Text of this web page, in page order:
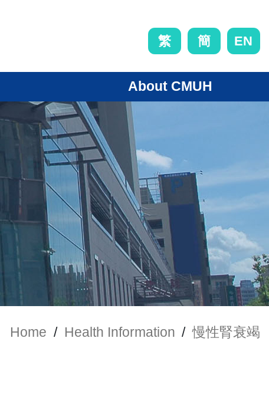
繁 簡 EN
About CMUH
Home / Health Information / 慢性腎衰竭